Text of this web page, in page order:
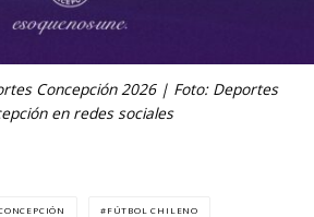
Concepción 2026 | Foto: Deportes
en redes sociales
FÚTBOL CHILENO